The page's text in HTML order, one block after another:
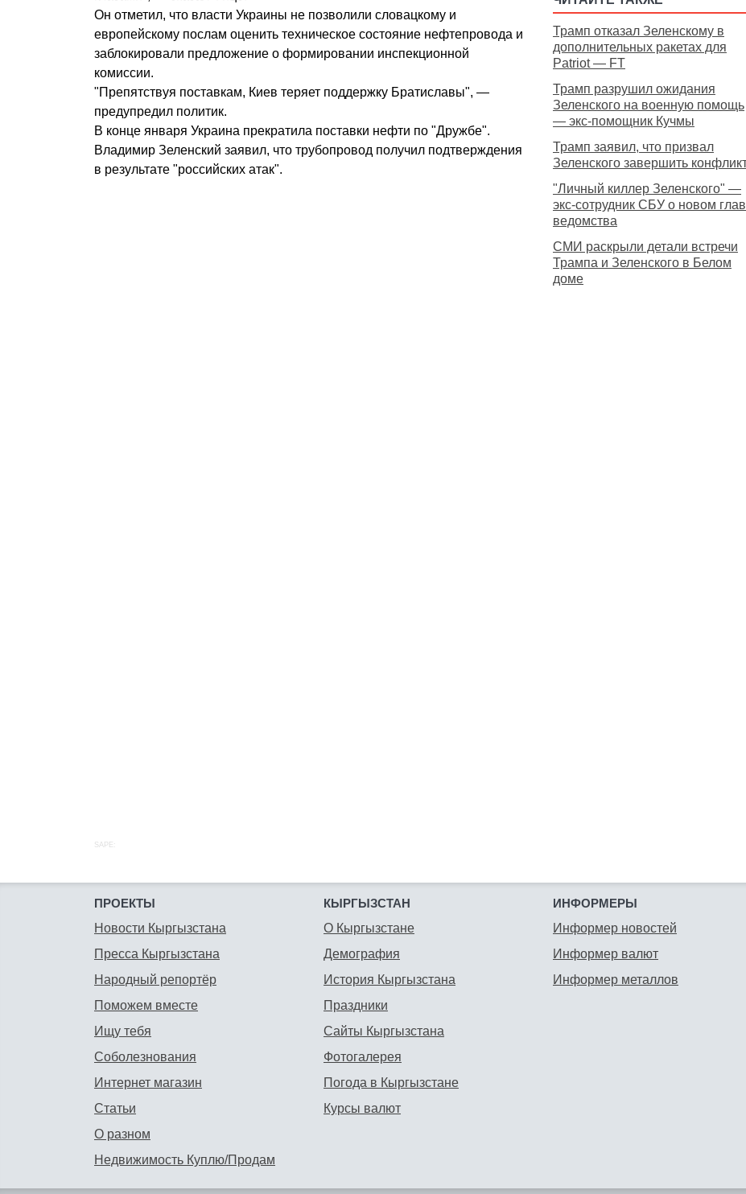
Он отметил, что власти Украины не позволили словацкому и
европейскому послам оценить техническое состояние нефтепровода и
заблокировали предложение о формировании инспекционной
комиссии.
"Препятствуя поставкам, Киев теряет поддержку Братиславы", —
предупредил политик.
В конце января Украина прекратила поставки нефти по "Дружбе".
Владимир Зеленский заявил, что трубопровод получил подтверждения
в результате "российских атак".
Трамп отказал Зеленскому в
дополнительных ракетах для
Patriot — FT
Трамп разрушил ожидания
Зеленского на военную помощь
— экс-помощник Кучмы
Трамп заявил, что призвал
Зеленского завершить
"Личный киллер Зеленского" —
экс-сотрудник СБУ о новом
ведомства
СМИ раскрыли детали встречи
Трампа и Зеленского в Белом
доме
SAPE:
ПРОЕКТЫ
Новости Кыргызстана
Пресса Кыргызстана
Народный репортёр
Поможем вместе
Ищу тебя
Соболезнования
Интернет магазин
Статьи
О разном
Недвижимость Куплю/Продам
КЫРГЫЗСТАН
О Кыргызстане
Демография
История Кыргызстана
Праздники
Сайты Кыргызстана
Фотогалерея
Погода в Кыргызстане
Курсы валют
ИНФОРМЕРЫ
Информер новостей
Информер валют
Информер металлов